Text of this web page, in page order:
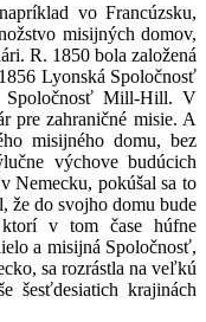
vo Francúzsku,
misijných domov,
R. 1850 bola založená
Lyonská Spoločnosť
Spoločnosť Mill-Hill. V
pre zahraničné misie. A
misijného domu, bez
výchove budúcich
Nemecku, pokúšal sa to
že do svojho domu bude
v tom čase húfne
a misijná Spoločnosť,
sa rozrástla na veľkú
šesťdesiatich krajinách